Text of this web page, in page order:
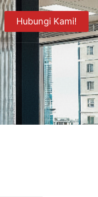
Hubungi Kami!